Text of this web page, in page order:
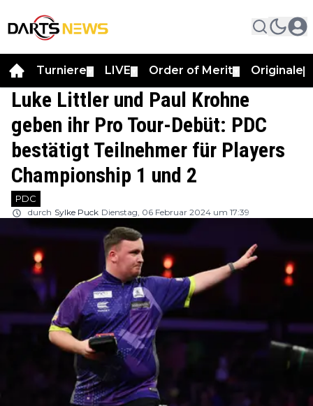
Turniere LIVE Order of Merit Originale
Luke Littler und Paul Krohne
geben ihr Pro Tour-Debüt: PDC
bestätigt Teilnehmer für Players
Championship 1 und 2
PDC
durch Sylke Puck Dienstag, 06 Februar 2024 um 17:39